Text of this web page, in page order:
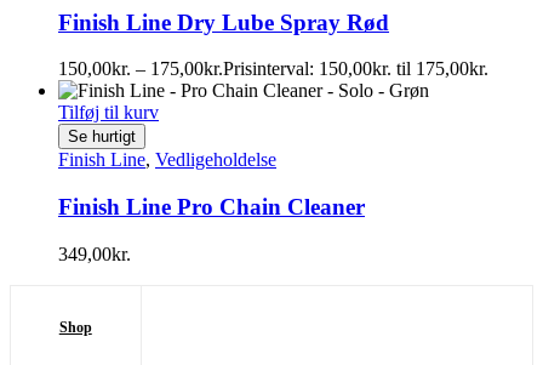
Finish Line Dry Lube Spray Rød
150,00kr. – 175,00kr.Prisinterval: 150,00kr. til 175,00kr.
Tilføj til kurv
Se hurtigt
Finish Line, Vedligeholdelse
Finish Line Pro Chain Cleaner
349,00kr.
Shop